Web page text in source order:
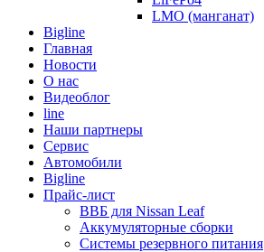
LMO (манганат)
Bigline
Главная
Новости
О нас
Видеоблог
line
Наши партнеры
Сервис
Автомобили
Bigline
Прайс-лист
ВВБ для Nissan Leaf
Аккумуляторные сборки
Системы резервного питания